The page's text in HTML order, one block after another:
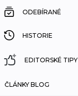
ODEBÍRANÉ
HISTORIE
EDITORSKÉ TIPY
ČLÁNKY BLOG